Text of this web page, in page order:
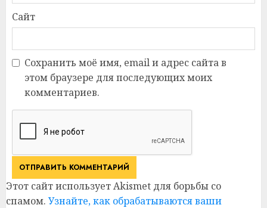
Сайт
Сохранить моё имя, email и адрес сайта в
этом браузере для последующих моих
комментариев.
Этот сайт использует Akismet для борьбы со
спамом. Узнайте, как обрабатываются ваши